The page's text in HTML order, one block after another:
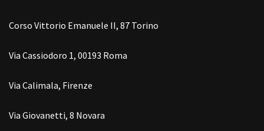
Corso Vittorio Emanuele II, 87 Torino
Via Cassiodoro 1, 00193 Roma
Via Calimala, Firenze
Via Giovanetti, 8 Novara